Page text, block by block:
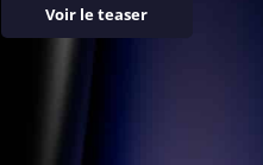
Voir le teaser